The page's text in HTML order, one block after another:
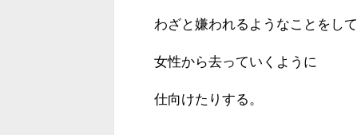
わざと嫌われるようなことをして
女性から去っていくように
仕向けたりする。